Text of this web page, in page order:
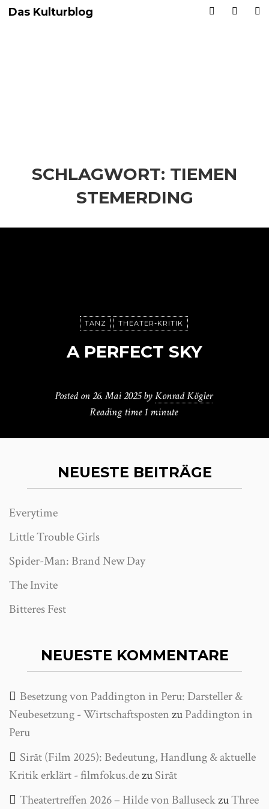
Das Kulturblog
SCHLAGWORT: TIEMEN
STEMERDING
TANZ THEATER-KRITIK
A PERFECT SKY
Posted on26. Mai 2025 byKonrad Kögler
Reading time1 minute
NEUESTE BEITRÄGE
Everytime
Little Trouble Girls
Spider-Man: Brand New Day
The Invite
Bitteres Fest
NEUESTE KOMMENTARE
Besetzung von Paddington in Peru: Darsteller &
Neubesetzung - WirtschaftspostenzuPaddington in
Peru
Sirāt (Film 2025): Bedeutung, Handlung & aktuelle
Kritik erklärt - filmfokus.dezuSirāt
Theatertreffen 2026 – Hilde von BalluseckzuThree